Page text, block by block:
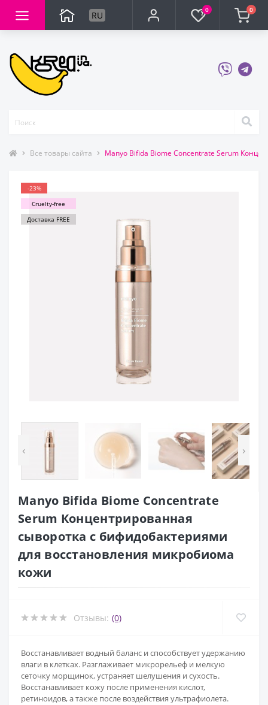
RU 0 0
Все товары сайта Manyo Bifida Biome Concentrate Serum
-23%
Cruelty-free
Доставка FREE
‹ ›
Manyo Bifida Biome Concentrate
Serum Концентрированная
сыворотка с бифидобактериями
для восстановления микробиома
кожи
Отзывы: (0)
Восстанавливает водный баланс и способствует удержанию
влаги в клетках. Разглаживает микрорельеф и мелкую
сеточку морщинок, устраняет шелушения и сухость.
Восстанавливает кожу после применения кислот,
ретиноидов, а также после воздействия ультрафиолета.